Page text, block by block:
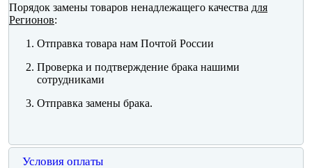
Порядок замены товаров ненадлежащего качества для
Регионов:
Отправка товара нам Почтой России
Проверка и подтверждение брака нашими
сотрудниками
Отправка замены брака.
Условия оплаты